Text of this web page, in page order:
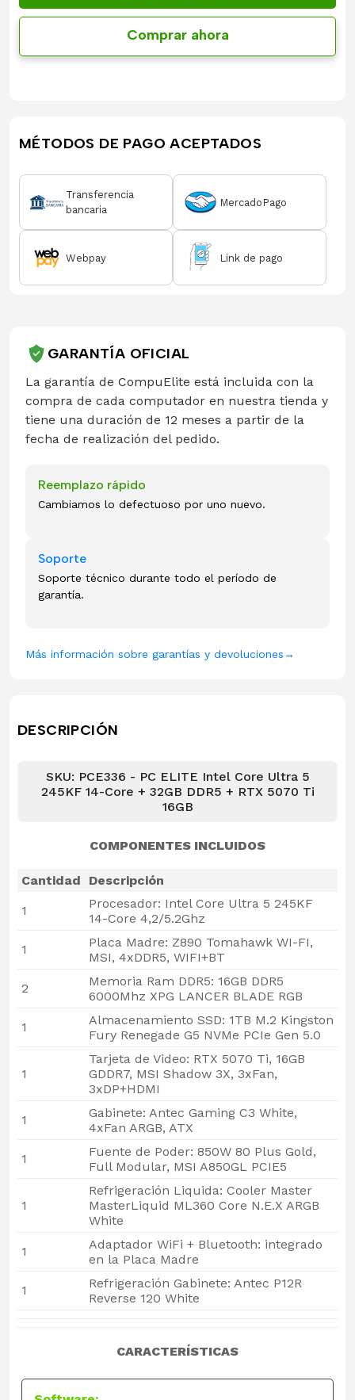
Comprar ahora
MÉTODOS DE PAGO ACEPTADOS
Transferencia
bancaria
MercadoPago
Webpay Link de pago
GARANTÍA OFICIAL
La garantía de CompuElite está incluida con la
compra de cada computador en nuestra tienda y
tiene una duración de 12 meses a partir de la
fecha de realización del pedido.
Reemplazo rápido
Cambiamos lo defectuoso por uno nuevo.
Soporte
Soporte técnico durante todo el período de
garantía.
Más información sobre garantías y devoluciones→
DESCRIPCIÓN
SKU: PCE336 - PC ELITE Intel Core Ultra 5
245KF 14-Core + 32GB DDR5 + RTX 5070 Ti
16GB
COMPONENTES INCLUIDOS
Cantidad
Descripción
1
Procesador: Intel Core Ultra 5 245KF
14-Core 4,2/5.2Ghz
1
Placa Madre: Z890 Tomahawk WI-FI,
MSI, 4xDDR5, WIFI+BT
2
Memoria Ram DDR5: 16GB DDR5
6000Mhz XPG LANCER BLADE RGB
1
Almacenamiento SSD: 1TB M.2 Kingston
Fury Renegade G5 NVMe PCIe Gen 5.0
1
Tarjeta de Video: RTX 5070 Ti, 16GB
GDDR7, MSI Shadow 3X, 3xFan,
3xDP+HDMI
1
Gabinete: Antec Gaming C3 White,
4xFan ARGB, ATX
1
Fuente de Poder: 850W 80 Plus Gold,
Full Modular, MSI A850GL PCIE5
1
Refrigeración Liquida: Cooler Master
MasterLiquid ML360 Core N.E.X ARGB
White
1
Adaptador WiFi + Bluetooth: integrado
en la Placa Madre
1
Refrigeración Gabinete: Antec P12R
Reverse 120 White
CARACTERÍSTICAS